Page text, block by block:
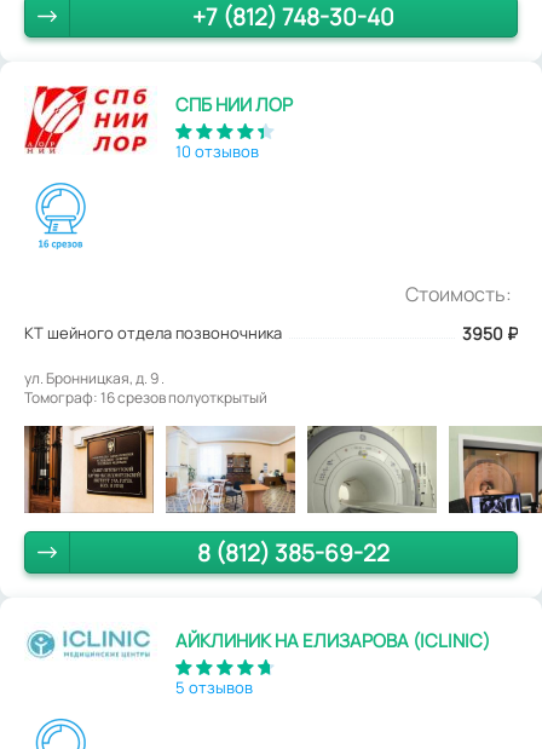
+7 (812) 748-30-40
СПБ НИИ ЛОР
10 отзывов
Стоимость:
КТ шейного отдела позвоночника 3950 ₽
ул. Бронницкая, д. 9 .
Томограф: 16 срезов полуоткрытый
8 (812) 385-69-22
АЙКЛИНИК НА ЕЛИЗАРОВА (ICLINIC)
5 отзывов